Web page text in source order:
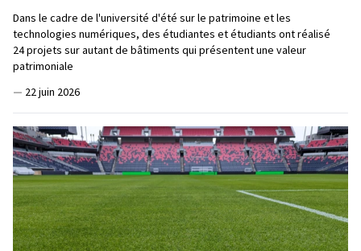
Dans le cadre de l'université d'été sur le patrimoine et les
technologies numériques, des étudiantes et étudiants ont réalisé
24 projets sur autant de bâtiments qui présentent une valeur
patrimoniale
— 22 juin 2026